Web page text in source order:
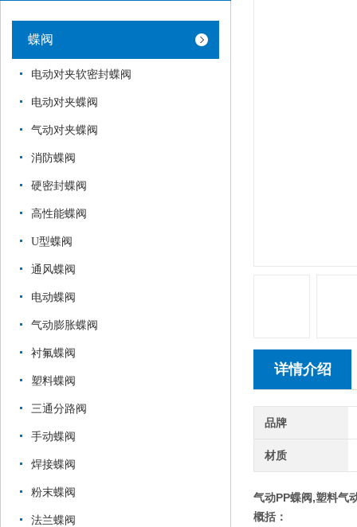
详情介绍
品牌
材质
气动PP蝶阀,塑料气
概括：
蝶阀
电动对夹软密封蝶阀
电动对夹蝶阀
气动对夹蝶阀
消防蝶阀
硬密封蝶阀
高性能蝶阀
U型蝶阀
通风蝶阀
电动蝶阀
气动膨胀蝶阀
衬氟蝶阀
塑料蝶阀
三通分路阀
手动蝶阀
焊接蝶阀
粉末蝶阀
法兰蝶阀